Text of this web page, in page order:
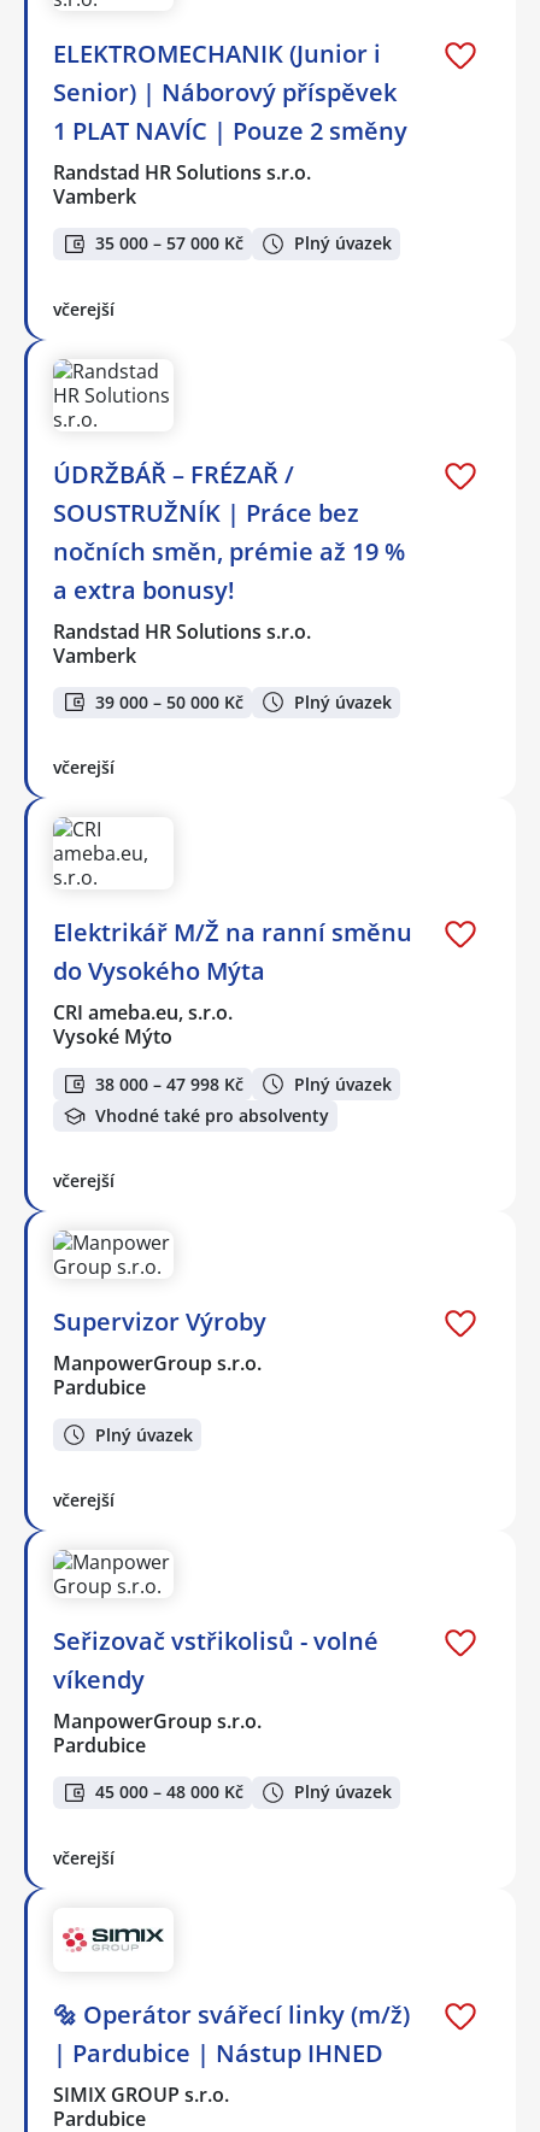
ELEKTROMECHANIK (Junior i
Senior) | Náborový příspěvek
1 PLAT NAVÍC | Pouze 2 směny
Randstad HR Solutions s.r.o.
Vamberk
35 000 – 57 000 Kč Plný úvazek
včerejší
ÚDRŽBÁŘ – FRÉZAŘ /
SOUSTRUŽNÍK | Práce bez
nočních směn, prémie až 19 %
a extra bonusy!
Randstad HR Solutions s.r.o.
Vamberk
39 000 – 50 000 Kč Plný úvazek
včerejší
Elektrikář M/Ž na ranní směnu
do Vysokého Mýta
CRI ameba.eu, s.r.o.
Vysoké Mýto
38 000 – 47 998 Kč
Plný úvazek
Vhodné také pro absolventy
včerejší
Supervizor Výroby
ManpowerGroup s.r.o.
Pardubice
Plný úvazek
včerejší
Seřizovač vstřikolisů - volné
víkendy
ManpowerGroup s.r.o.
Pardubice
45 000 – 48 000 Kč Plný úvazek
včerejší
🔩 Operátor svářecí linky (m/ž)
| Pardubice | Nástup IHNED
SIMIX GROUP s.r.o.
Pardubice